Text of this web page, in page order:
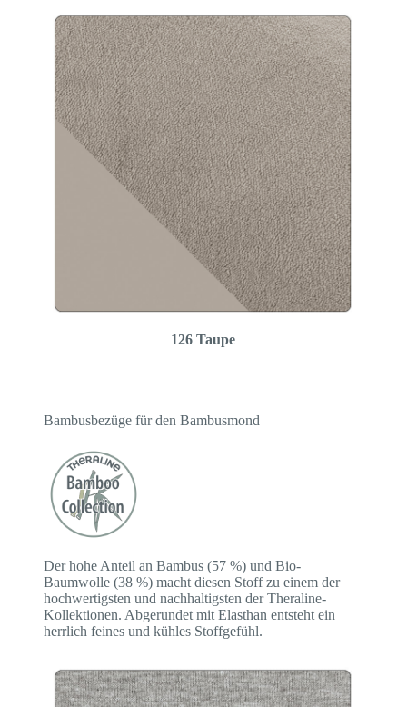
126 Taupe
Bambusbezüge für den Bambusmond
Der hohe Anteil an Bambus (57 %) und Bio-
Baumwolle (38 %) macht diesen Stoff zu einem der
hochwertigsten und nachhaltigsten der Theraline-
Kollektionen. Abgerundet mit Elasthan entsteht ein
herrlich feines und kühles Stoffgefühl.